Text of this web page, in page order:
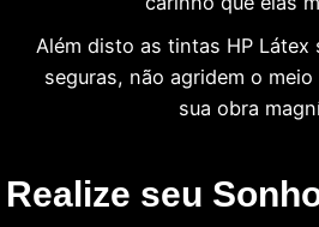
Além disto as tintas HP Látex
seguras, não agridem o
sua obra
Realize seu